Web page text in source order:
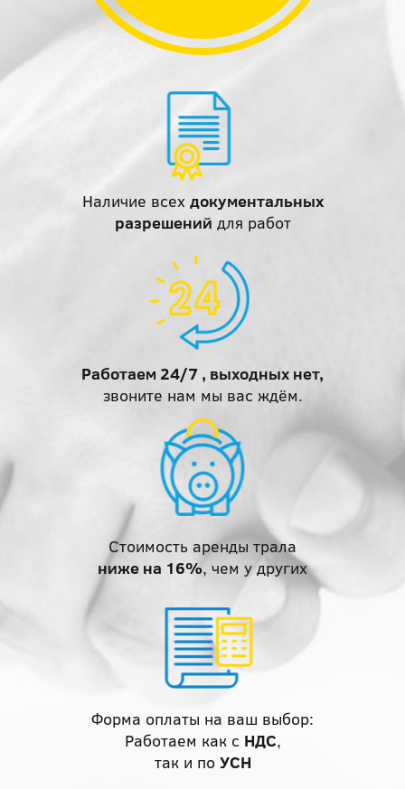
Наличие всех документальных
разрешений для работ
Работаем 24/7 , выходных нет,
звоните нам мы вас ждём.
Стоимость аренды трала
ниже на 16%, чем у других
Форма оплаты на ваш выбор:
Работаем как с НДС,
так и по УСН